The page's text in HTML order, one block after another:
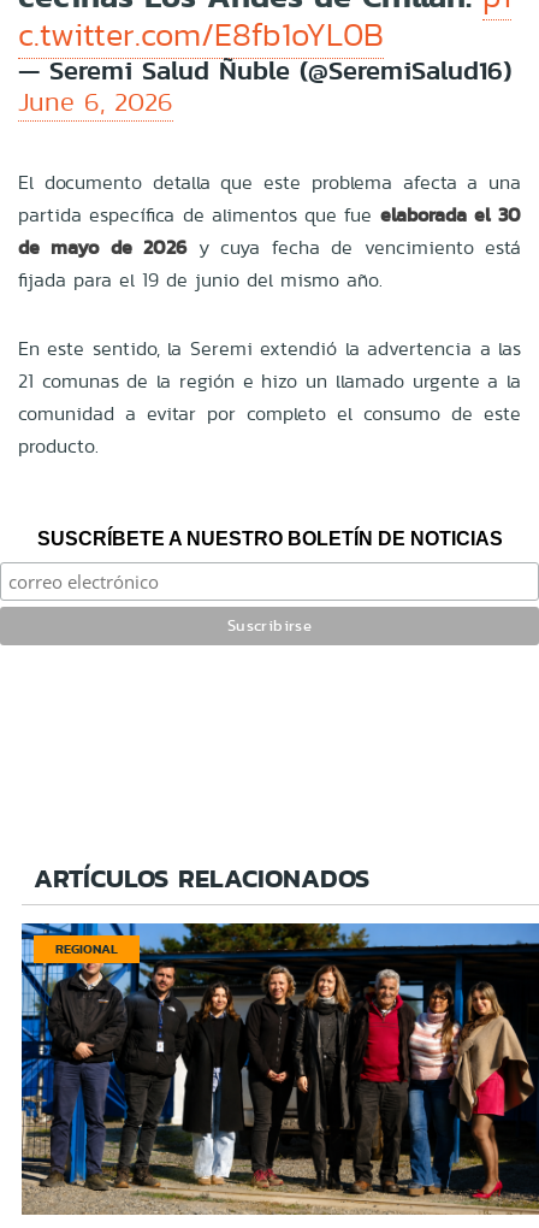
c.twitter.com/E8fb1oYL0B
— Seremi Salud Ñuble (@SeremiSalud16)
June 6, 2026
El documento detalla que este problema afecta a una
partida específica de alimentos que fue elaborada el 30
de mayo de 2026y cuya fecha de vencimiento está
fijada para el 19 de junio del mismo año.
En este sentido, la Seremi extendió la advertencia a las
21 comunas de la región e hizo un llamado urgente a la
comunidad a evitar por completo el consumo de este
producto.
SUSCRÍBETE A NUESTRO BOLETÍN DE NOTICIAS
ARTÍCULOS RELACIONADOS
REGIONAL